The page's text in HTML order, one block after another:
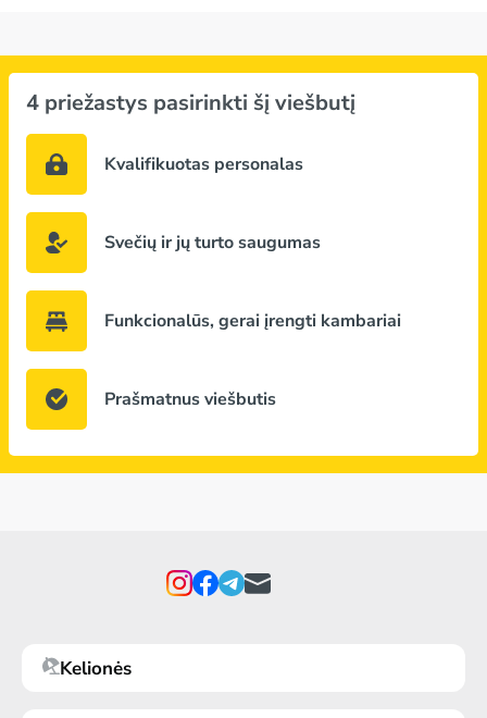
4 priežastys pasirinkti šį viešbutį
Kvalifikuotas personalas
Svečių ir jų turto saugumas
Funkcionalūs, gerai įrengti kambariai
Prašmatnus viešbutis
Kelionės